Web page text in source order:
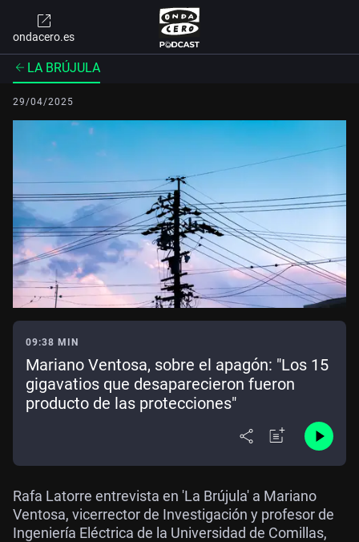
ondacero.es
LA BRÚJULA
29/04/2025
09:38 MIN
Mariano Ventosa, sobre el apagón: "Los 15
gigavatios que desaparecieron fueron
producto de las protecciones"
Rafa Latorre entrevista en 'La Brújula' a Mariano
Ventosa, vicerrector de Investigación y profesor de
Ingeniería Eléctrica de la Universidad de Comillas,